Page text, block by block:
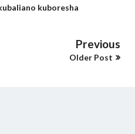
kuboresha
Previous
Older Post